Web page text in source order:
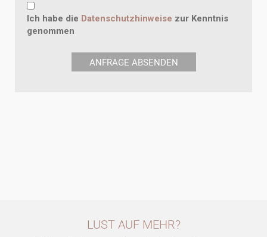
Ich habe die Datenschutzhinweise zur Kenntnis
genommen
LUST AUF MEHR?